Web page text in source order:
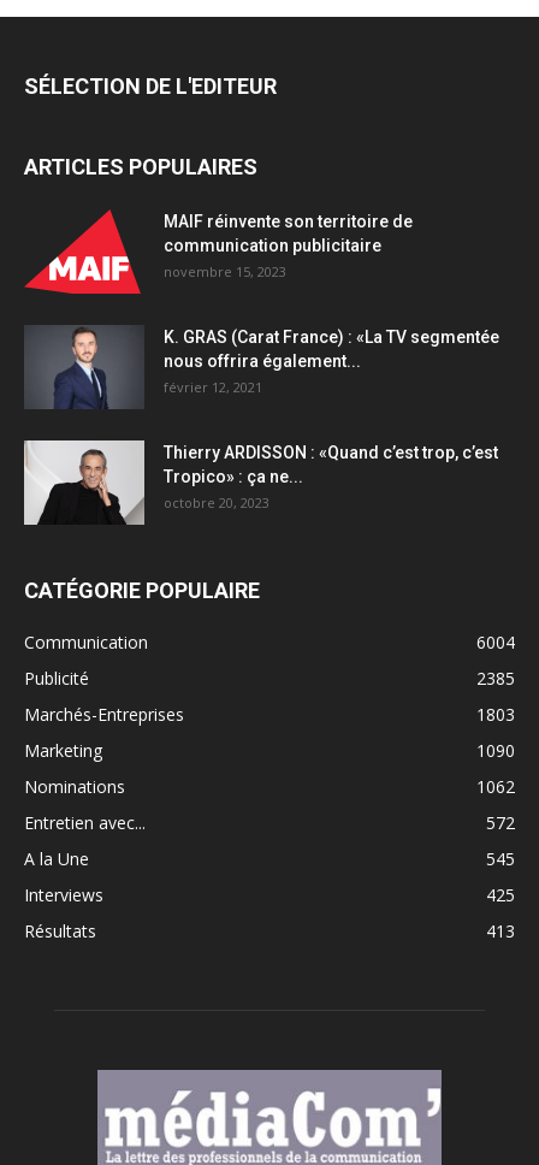
SÉLECTION DE L'EDITEUR
ARTICLES POPULAIRES
MAIF réinvente son territoire de
communication publicitaire
novembre 15, 2023
K. GRAS (Carat France) : «La TV segmentée
nous offrira également...
février 12, 2021
Thierry ARDISSON : «Quand c’est trop, c’est
Tropico» : ça ne...
octobre 20, 2023
CATÉGORIE POPULAIRE
Communication
6004
Publicité
2385
Marchés-Entreprises
1803
Marketing
1090
Nominations
1062
Entretien avec...
572
A la Une
545
Interviews
425
Résultats
413